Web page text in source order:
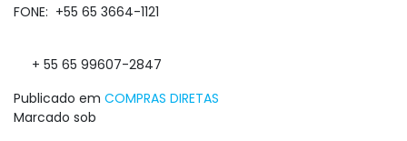
FONE: +55 65 3664-1121
+ 55 65 99607-2847
Publicado em COMPRAS DIRETAS
Marcado sob